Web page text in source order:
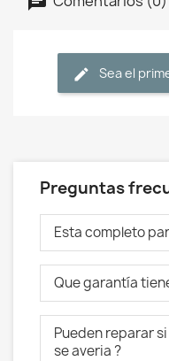
Sea el
Preguntas
Esta completo
Que garantía
Pueden reparar
se averia ?